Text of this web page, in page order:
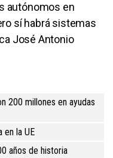
autónomos en
sí habrá sistemas
José Antonio
200 millones en ayudas
en la UE
años de historia